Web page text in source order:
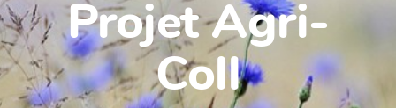
Projet Agri-
Coll